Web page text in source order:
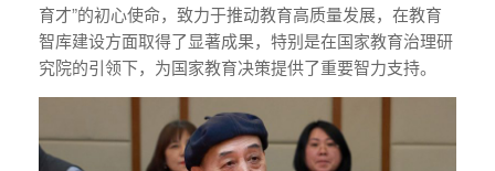
育才”的初心使命，致力于推动教育高质量发展，在教育
智库建设方面取得了显著成果，特别是在国家教育治理研
究院的引领下，为国家教育决策提供了重要智力支持。